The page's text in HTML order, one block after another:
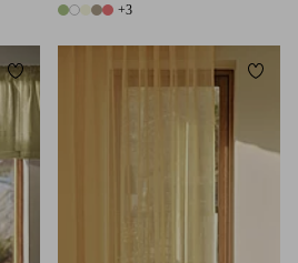
8 kleuren
+3
Toevoegen aan favorieten